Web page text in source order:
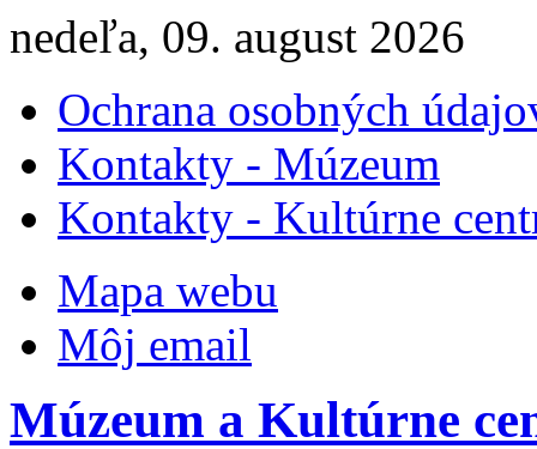
nedeľa, 09. august 2026
Ochrana osobných
Kontakty - Múzeum
Kontakty - Kultúrne
Mapa webu
Môj email
Múzeum a Kultúrne